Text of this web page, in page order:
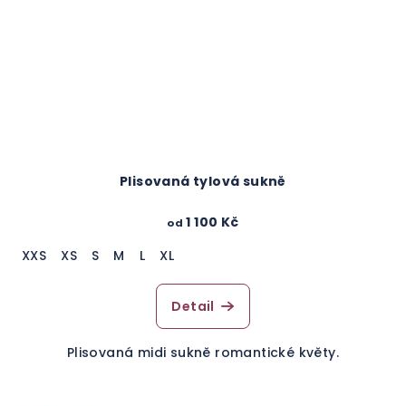
Plisovaná tylová sukně
od 1 100 Kč
XXS
XS S M L XL
Detail
Plisovaná midi sukně romantické květy.